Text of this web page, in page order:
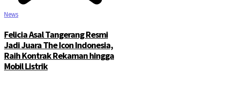
News
Felicia Asal Tangerang Resmi
Jadi Juara The Icon Indonesia,
Raih Kontrak Rekaman hingga
Mobil Listrik